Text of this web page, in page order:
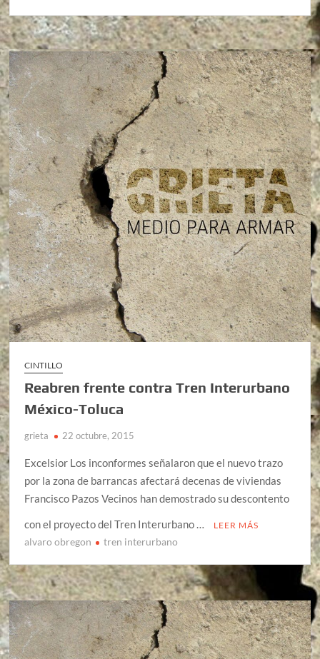
CINTILLO
Reabren frente contra Tren Interurbano
México-Toluca
grieta 22 octubre, 2015
Excelsior Los inconformes señalaron que el nuevo trazo
por la zona de barrancas afectará decenas de viviendas
Francisco Pazos Vecinos han demostrado su descontento
con el proyecto del Tren Interurbano …
LEER MÁS
alvaro obregon tren interurbano